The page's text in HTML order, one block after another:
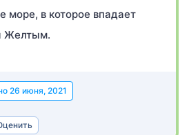
море, в которое впадает
Желтым.
26 июня, 2021